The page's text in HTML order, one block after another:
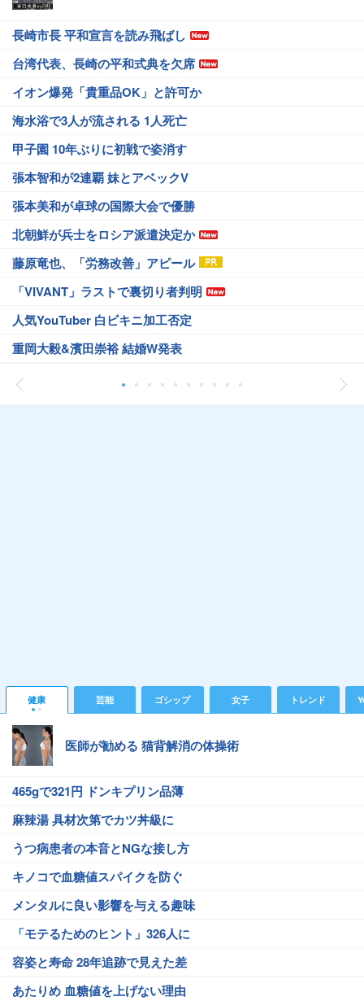
長崎市長 平和宣言を読み飛ばし
台湾代表、長崎の平和式典を欠席
イオン爆発「貴重品OK」と許可か
海水浴で3人が流される 1人死亡
甲子園 10年ぶりに初戦で姿消す
張本智和が2連覇 妹とアベックV
張本美和が卓球の国際大会で優勝
北朝鮮が兵士をロシア派遣決定か
藤原竜也、「労務改善」アピール
「VIVANT」ラストで裏切り者判明
人気YouTuber 白ビキニ加工否定
重岡大毅&濱田崇裕 結婚W発表
健康 芸能 ゴシップ 女子 トレンド
医師が勧める 猫背解消の体操術
465gで321円 ドンキプリン品薄
麻辣湯 具材次第でカツ丼級に
うつ病患者の本音とNGな接し方
キノコで血糖値スパイクを防ぐ
メンタルに良い影響を与える趣味
「モテるためのヒント」326人に
容姿と寿命 28年追跡で見えた差
あたりめ 血糖値を上げない理由